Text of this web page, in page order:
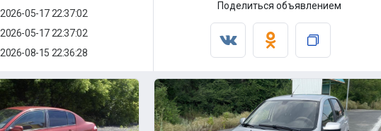
2026-05-17 22:37:02
2026-05-17 22:37:02
2026-08-15 22:36:28
Поделиться объявлением